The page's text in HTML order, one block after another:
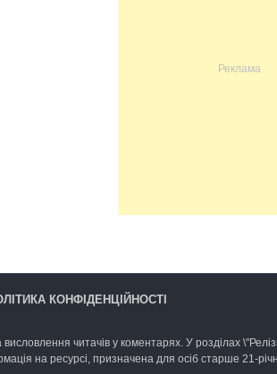
КОНФІДЕНЦІЙНОСТІ
читачів у коментарях. У розділах
на ресурсі, призначена для осіб старше 21-